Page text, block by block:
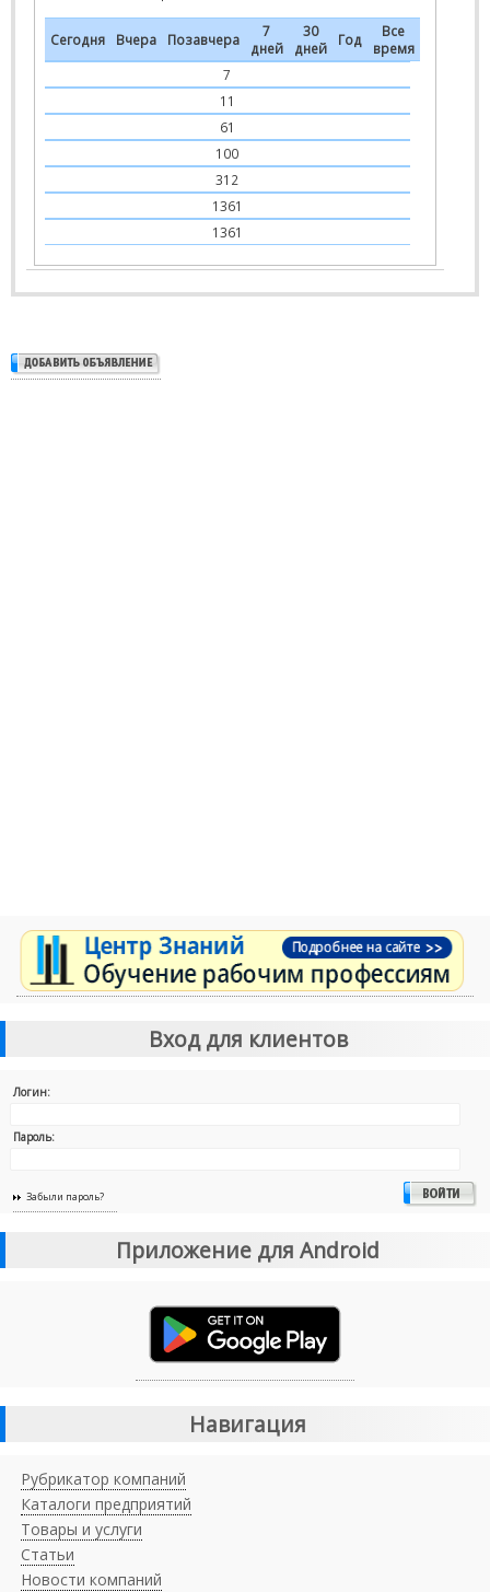
Сегодня Вчера Позавчера
7
дней
30
дней
Год
Все
время
7
11
61
100
312
1361
1361
Вход для клиентов
Логин:
Пароль:
Забыли пароль?
Приложение для Android
Навигация
Рубрикатор компаний
Каталоги предприятий
Товары и услуги
Статьи
Новости компаний